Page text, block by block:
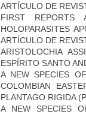
ARTÍCULO DE
FIRST REPORTS
HOLOPARASITES
ARTÍCULO DE
ARISTOLOCHIA
ESPÍRITO SANTO
A NEW SPECIES
COLOMBIAN
PLANTAGO RIGIDA
A NEW SPECIES